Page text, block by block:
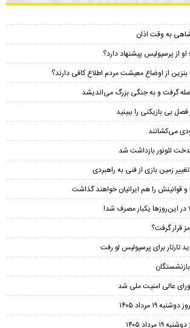
به وقت اذان
از پرسپولیس پیشنهاد دارد؟
از اوضاع معیشت مردم اطلاع کافی دارند؟
گرفت و به جنگی بزرگ می‌اندیشد
بی بازیکنی را ببینید
می‌کشانند
زمین بازی از فنی به راهبردی
قوانینش را هم ایرانیان خواهند گذاشت
در این‌روزها یکبار مصرف شد!
قرار گرفت؟
برای پرسپولیس لو رفت
عالی امنیت ملی شد
۱۹ مرداد ۱۴۰۵
مرداد ۱۴۰۵